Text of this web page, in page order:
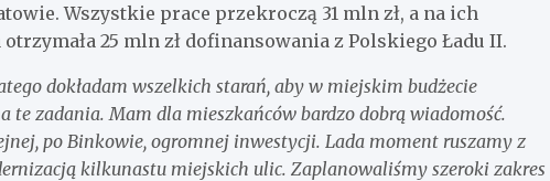
Wszystkie prace przekroczą 31 mln zł, a na ich
25 mln zł dofinansowania z Polskiego Ładu II.
dokładam wszelkich starań, aby w miejskim budżecie
te zadania. Mam dla mieszkańców bardzo dobrą wiadomość.
po Binkowie, ogromnej inwestycji. Lada moment ruszamy z
kilkunastu miejskich ulic. Zaplanowaliśmy szeroki zakres